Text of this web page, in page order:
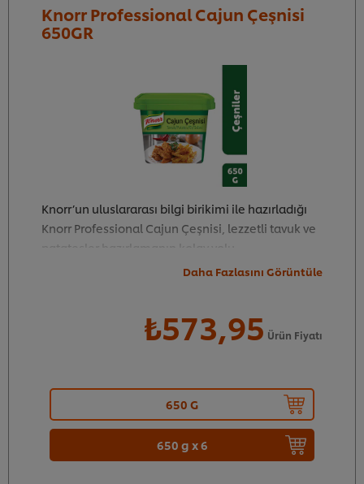
Knorr Professional Cajun Çeşnisi
650GR
Knorr’un uluslararası bilgi birikimi ile hazırladığı
Knorr Professional Cajun Çeşnisi, lezzetli tavuk ve
Daha Fazlasını Görüntüle
₺573,95 Ürün Fiyatı
650 G
650 g x 6